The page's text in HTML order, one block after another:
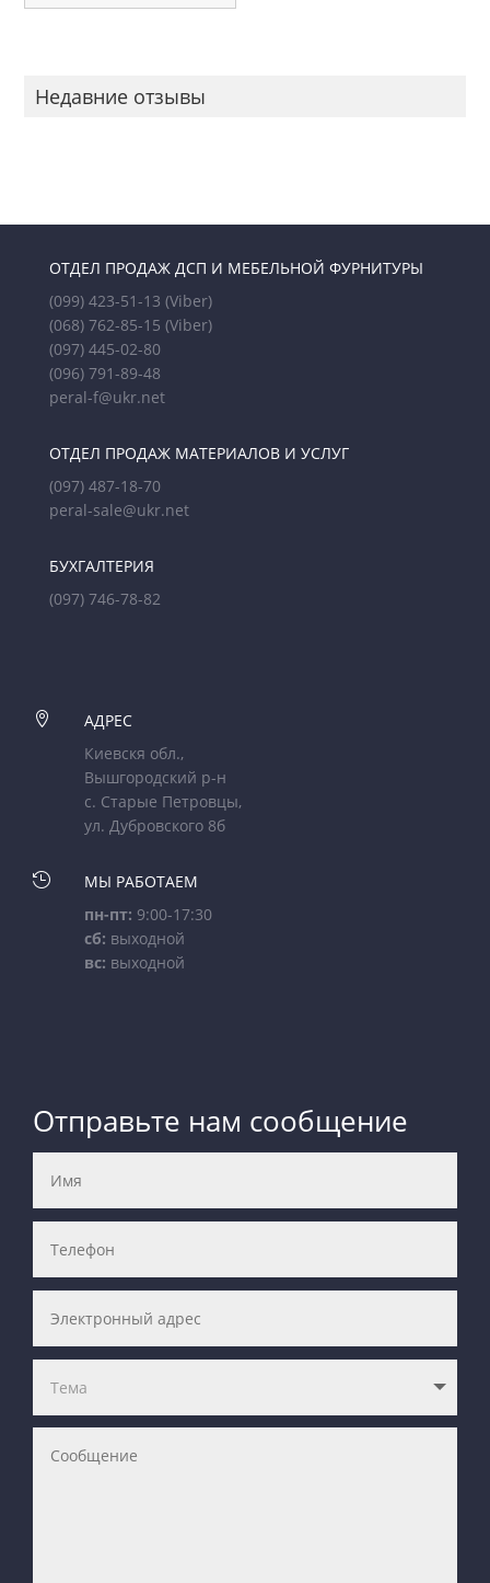
Недавние отзывы
ОТДЕЛ ПРОДАЖ ДСП И МЕБЕЛЬНОЙ ФУРНИТУРЫ
(099) 423-51-13 (Viber)
(068) 762-85-15 (Viber)
(097) 445-02-80
(096) 791-89-48
peral-f@ukr.net
ОТДЕЛ ПРОДАЖ МАТЕРИАЛОВ И УСЛУГ
(097) 487-18-70
peral-sale@ukr.net
БУХГАЛТЕРИЯ
(097) 746-78-82

АДРЕС
Киевскя обл.,
Вышгородский р-н
с. Старые Петровцы,
ул. Дубровского 8б

МЫ РАБОТАЕМ
пн-пт: 9:00-17:30
сб: выходной
вс: выходной
Отправьте нам сообщение